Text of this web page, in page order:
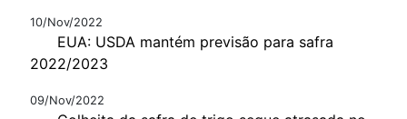
10/Nov/2022
EUA: USDA mantém previsão para safra
2022/2023
09/Nov/2022